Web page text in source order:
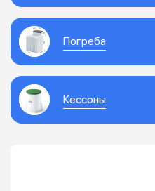
Погреба
Кессоны